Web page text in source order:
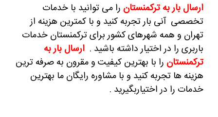
ارسال بار به ترکمنستان را می توانید با خدمات
تخصصی آنی بار تجربه کنید و با کمترین هزینه از
تهران و همه شهرهای کشور برای ترکمنستان خدمات
باربری را در اختیار داشته باشید . ارسال بار به
ترکمنستان را با بهترین کیفیت و مقرون به صرفه ترین
هزینه ها تجربه کنید و با مشاوره رایگان ما بهترین
خدمات را در اختیاربگیرید .